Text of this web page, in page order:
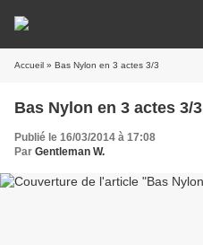
Accueil » Bas Nylon en 3 actes 3/3
Bas Nylon en 3 actes 3/3
Publié le 16/03/2014 à 17:08
Par Gentleman W.